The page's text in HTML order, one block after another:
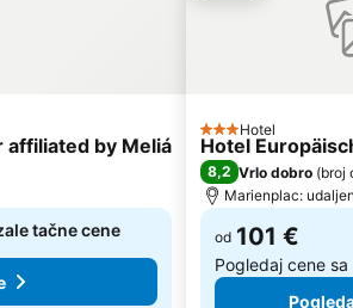
affiliated by Meliá
tačne cene
3 Zvezdice
Hotel
Hotel
8,2 Vrlo dobro (broj
Marienplac:
od 101 €
Pogledaj cene sa